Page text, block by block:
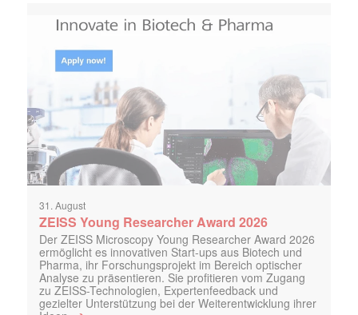
31. August
ZEISS Young Researcher Award 2026
Der ZEISS Microscopy Young Researcher Award 2026
ermöglicht es innovativen Start-ups aus Biotech und
Pharma, ihr Forschungsprojekt im Bereich optischer
Analyse zu präsentieren. Sie profitieren vom Zugang
zu ZEISS-Technologien, Expertenfeedback und
gezielter Unterstützung bei der Weiterentwicklung ihrer